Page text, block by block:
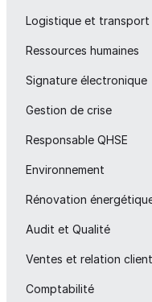
Logistique et transport
Ressources humaines
Signature électronique
Gestion de crise
Responsable QHSE
Environnement
Rénovation
Audit et Qualité
Ventes et relation
Comptabilité